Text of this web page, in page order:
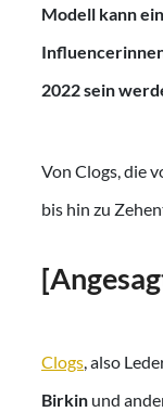
Modell kann
2022 sein
Von Clogs, die
bis hin zu
Clogs, also
Birkin und